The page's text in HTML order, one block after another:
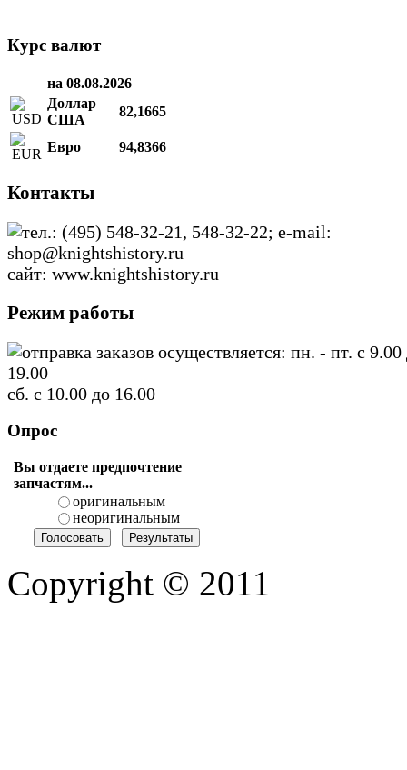
Курс валют
на 08.08.2026
Доллар
США
82,1665
Евро 94,8366
Контакты
тел.: (495) 548-32-21, 548-32-22; e-mail:
shop@knightshistory.ru
сайт: www.knightshistory.ru
Режим работы
отправка заказов осуществляется: пн. - пт. с 9.00
19.00
сб. с 10.00 до 16.00
Опрос
Вы отдаете предпочтение
запчастям...
оригинальным
неоригинальным
Copyright © 2011